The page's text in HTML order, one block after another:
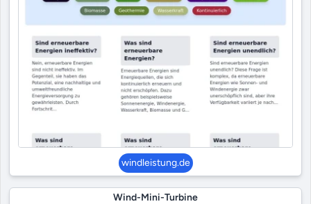
windleistung.de
Wind-Mini-Turbine